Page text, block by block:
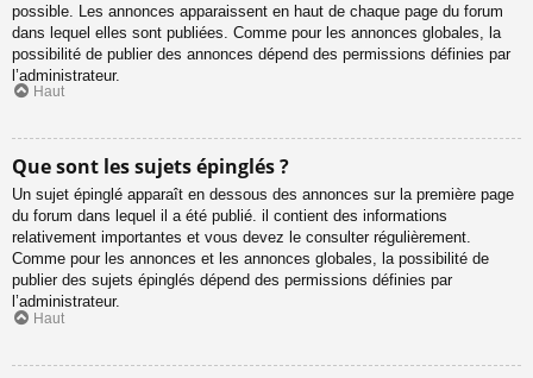
possible. Les annonces apparaissent en haut de chaque page du forum
dans lequel elles sont publiées. Comme pour les annonces globales, la
possibilité de publier des annonces dépend des permissions définies par
l’administrateur.
Haut
Que sont les sujets épinglés ?
Un sujet épinglé apparaît en dessous des annonces sur la première page
du forum dans lequel il a été publié. il contient des informations
relativement importantes et vous devez le consulter régulièrement.
Comme pour les annonces et les annonces globales, la possibilité de
publier des sujets épinglés dépend des permissions définies par
l’administrateur.
Haut